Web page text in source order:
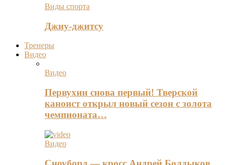
Виды спорта
Джиу-джитсу
Тренеры
Видео
Видео
Первухин снова первый! Тверской
каноист открыл новый сезон с золота
чемпионата…
Видео